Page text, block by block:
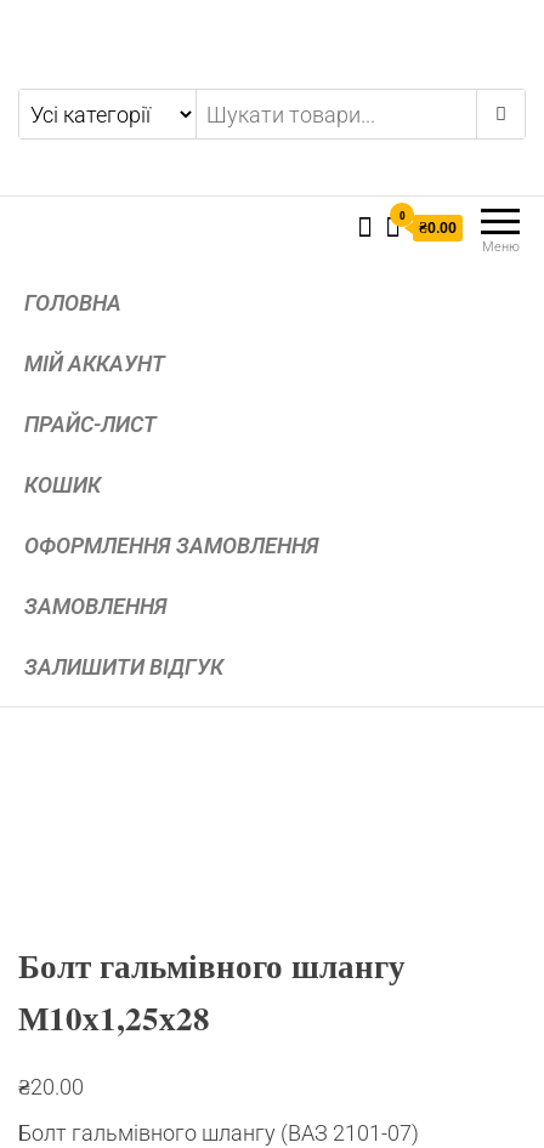
Меню
0
₴0.00
ГОЛОВНА
МІЙ АККАУНТ
ПРАЙС-ЛИСТ
КОШИК
ОФОРМЛЕННЯ ЗАМОВЛЕННЯ
ЗАМОВЛЕННЯ
ЗАЛИШИТИ ВІДГУК
Болт гальмівного шлангу
М10х1,25х28
₴20.00
Болт гальмівного шлангу (ВАЗ 2101-07)